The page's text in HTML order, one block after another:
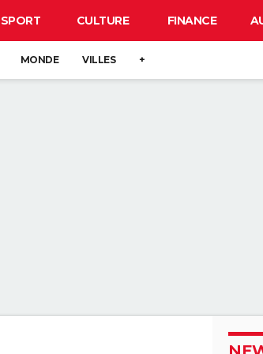
SPORT CULTURE FINANCE
MONDE VILLES +